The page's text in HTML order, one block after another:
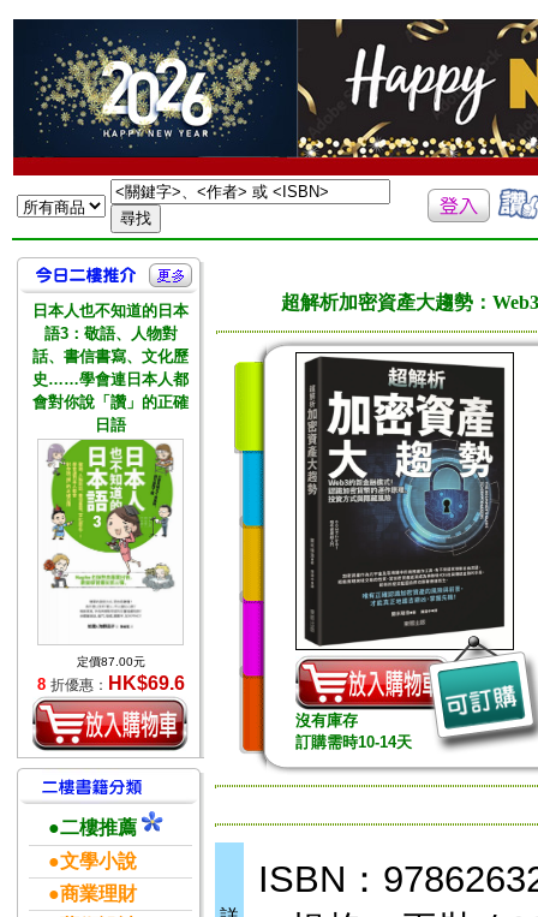
日本人也不知道的日本
語3：敬語、人物對
話、書信書寫、文化歷
史……學會連日本人都
會對你說「讚」的正確
日語
定價87.00元
8 折優惠： HK$69.6
●二樓推薦
●文學小說
●商業理財
超解析加密資產大趨勢：
沒有庫存
訂購需時10-14天
ISBN：